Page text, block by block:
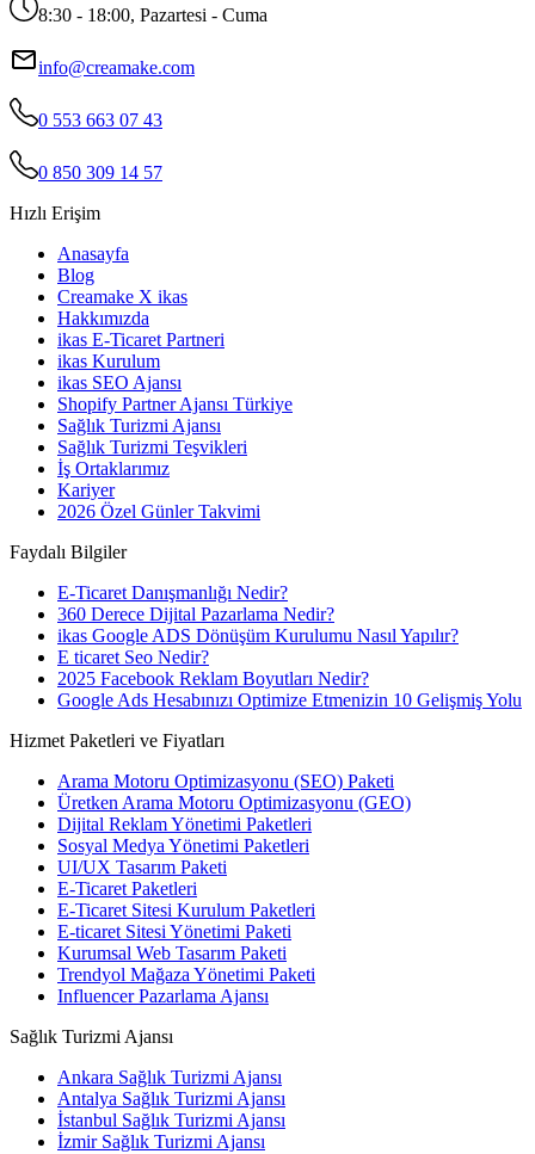
8:30 - 18:00, Pazartesi - Cuma
info@creamake.com
0 553 663 07 43
0 850 309 14 57
Hızlı Erişim
Anasayfa
Blog
Creamake X ikas
Hakkımızda
ikas E-Ticaret Partneri
ikas Kurulum
ikas SEO Ajansı
Shopify Partner Ajansı Türkiye
Sağlık Turizmi Ajansı
Sağlık Turizmi Teşvikleri
İş Ortaklarımız
Kariyer
2026 Özel Günler Takvimi
Faydalı Bilgiler
E-Ticaret Danışmanlığı Nedir?
360 Derece Dijital Pazarlama Nedir?
ikas Google ADS Dönüşüm Kurulumu Nasıl Yapılır?
E ticaret Seo Nedir?
2025 Facebook Reklam Boyutları Nedir?
Google Ads Hesabınızı Optimize Etmenizin 10 Gelişmiş Yolu
Hizmet Paketleri ve Fiyatları
Arama Motoru Optimizasyonu (SEO) Paketi
Üretken Arama Motoru Optimizasyonu (GEO)
Dijital Reklam Yönetimi Paketleri
Sosyal Medya Yönetimi Paketleri
UI/UX Tasarım Paketi
E-Ticaret Paketleri
E-Ticaret Sitesi Kurulum Paketleri
E-ticaret Sitesi Yönetimi Paketi
Kurumsal Web Tasarım Paketi
Trendyol Mağaza Yönetimi Paketi
Influencer Pazarlama Ajansı
Sağlık Turizmi Ajansı
Ankara Sağlık Turizmi Ajansı
Antalya Sağlık Turizmi Ajansı
İstanbul Sağlık Turizmi Ajansı
İzmir Sağlık Turizmi Ajansı